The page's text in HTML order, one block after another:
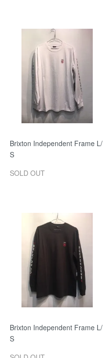
Brixton Independent Frame L/
S
SOLD OUT
Brixton Independent Frame L/
S